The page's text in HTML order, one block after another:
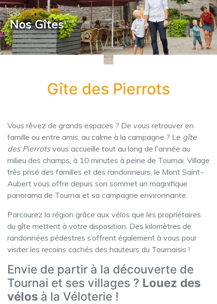
Nos Gîtes
Gîte des Pierrots
Vous rêvez de grands espaces ? De vous retrouver en
famille ou entre amis, au calme à la campagne ? Le gîte
des Pierrotsvous accueille tout au long de l'année au
milieu des champs, à 10 minutes à peine de Tournai. Village
très prisé des familles et des randonneurs, le Mont Saint-
Aubert vous offre depuis son sommet un magnifique
panorama de Tournai et sa campagne environnante.
Parcourez la région grâce aux vélos que les propriétaires
du gîte mettent à votre disposition. Des kilomètres de
randonnées pédestres s’offrent également à vous pour
visiter les recoins cachés des hauteurs du Tournaisis !
Envie de partir à la découverte de
Tournai et ses villages ? Louez des
vélos à la Véloterie !